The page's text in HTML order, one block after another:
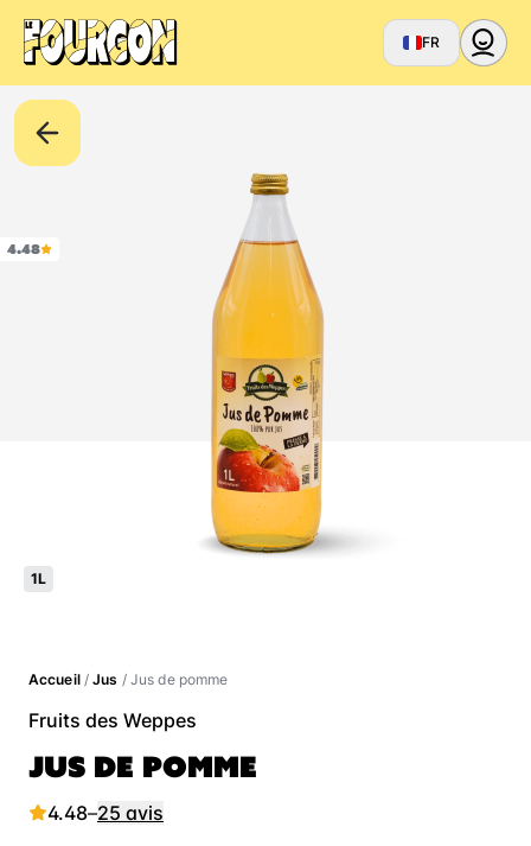
FR
4.48
1L
Accueil/Jus / Jus de pomme
Fruits des Weppes
JUS DE POMME
4.48–25 avis